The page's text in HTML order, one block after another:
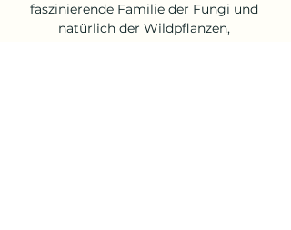
faszinierende Familie der Fungi und
natürlich der Wildpflanzen,